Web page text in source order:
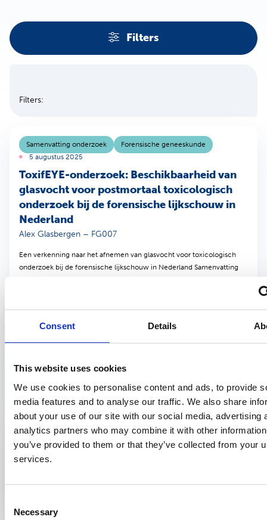
Consent Details
This website uses cookies
We use cookies to personalise content and ads, to provide
media features and to analyse our traffic. We also share
about your use of our site with our social media, advertising
analytics partners who may combine it with other
you’ve provided to them or that they’ve collected from your
services.
Selection
Necessary
Filters
Sla filters over Filters
Filters:
ToxifEYE-onderzoek: Beschikbaarheid van
glasvocht voor postmortaal toxicologisch
onderzoek bij de forensische lijkschouw in
Nederland
Alex Glasbergen – FG007
Samenvatting onderzoek
Forensische geneeskunde
5 augustus 2025
Een verkenning naar het afnemen van glasvocht voor toxicologisch
onderzoek bij de forensische lijkschouw in Nederland Samenvatting
Effectiviteit en efficiëntie van postmortaal
toxicologisch bloedonderzoek voor het
achterhalen van de aard van overlijden
Fleur Griep – FG004
In Nederland bestaat momenteel geen uniform beleid omtrent de
inzet van postmortaal toxicologisch bloedonderzoek. Deze
interregionale variatie heeft mogelijk invloed…